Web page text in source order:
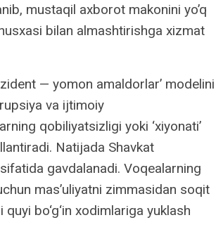
mustaqil axborot makonini yo’q
bilan almashtirishga xizmat
— yomon amaldorlar’ modelini
va ijtimoiy
qobiliyatsizligi yoki ‘xiyonati’
Natijada Shavkat
gavdalanadi. Voqealarning
mas’uliyatni zimmasidan soqit
bo‘g‘in xodimlariga yuklash